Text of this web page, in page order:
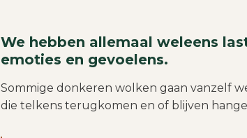
We hebben allemaal weleens
emoties en gevoelens.
Sommige donkeren wolken gaan vanzelf
die telkens terugkomen en of blijven